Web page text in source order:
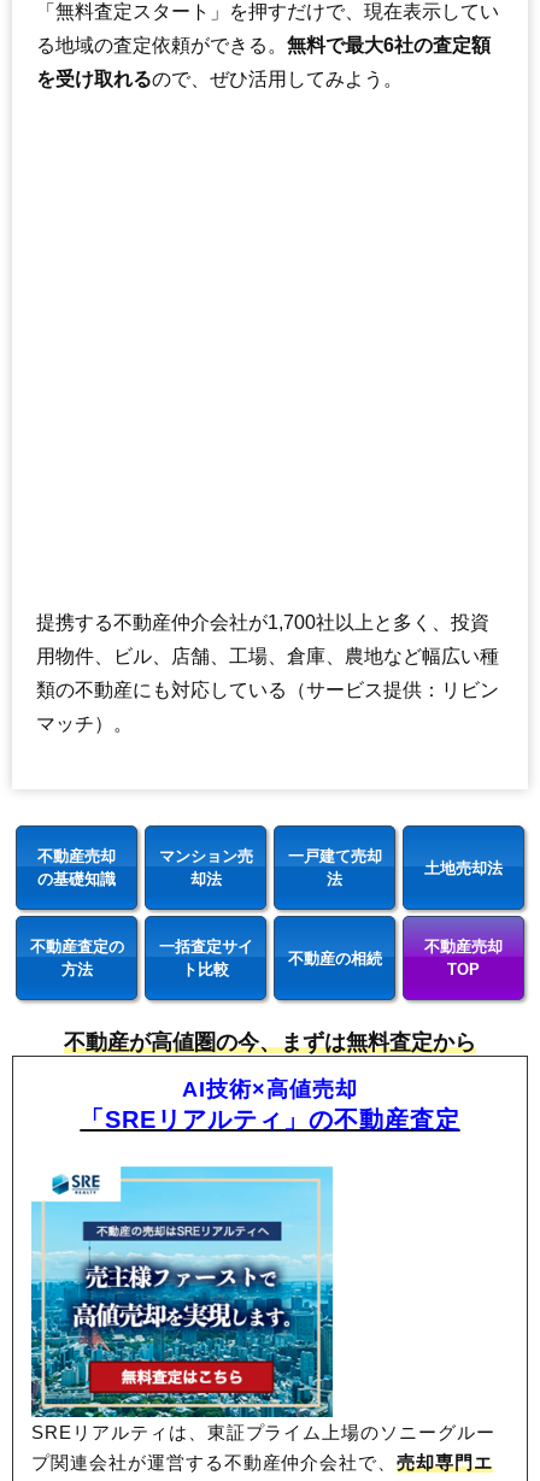
「無料査定スタート」を押すだけで、現在表示してい
る地域の査定依頼ができる。 無料で最大6社の査定額
を受け取れるので、ぜひ活用してみよう。
提携する不動産仲介会社が1,700社以上と多く、投資
用物件、ビル、店舗、工場、倉庫、農地など幅広い種
類の不動産にも対応している（サービス提供：リビン
マッチ）。
不動産売却
の基礎知識
マンション売
却法
一戸建て売却
法
土地売却法
不動産査定の
方法
一括査定サイ
ト比較
不動産の相続
不動産売却
TOP
不動産が高値圏の今、まずは無料査定から
AI技術×高値売却
「SREリアルティ」の不動産査定
SREリアルティは、東証プライム上場のソニーグルー
プ関連会社が運営する不動産仲介会社で、売却専門エ